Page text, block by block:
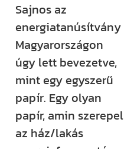
Sajnos az
energiatanúsítvány
Magyarországon
úgy lett bevezetve,
mint egy egyszerű
papír. Egy olyan
papír, amin szerepel
az ház/lakás